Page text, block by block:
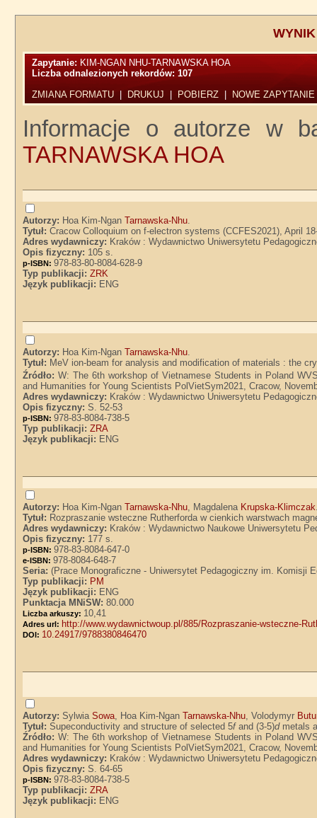
Zapytanie: KIM-NGAN NHU-TARNAWSKA HOA
Liczba odnalezionych rekordów:107
ZMIANA FORMATU
DRUKUJ POBIERZ NOWE ZAPYTANIE
Informacje o autorze w
TARNAWSKA HOA
Autorzy: Hoa Kim-NganTarnawska-Nhu.
Tytuł:Cracow Colloquium on f-electron systems (CCFES2021), April
Adres wydawniczy: Kraków : Wydawnictwo Uniwersytetu
Opis fizyczny: 105 s.
p-ISBN:978-83-80-8084-628-9
Typ publikacji:ZRK
Język publikacji: ENG
Autorzy: Hoa Kim-NganTarnawska-Nhu.
Tytuł: MeV ion-beam for analysis and modification of materials : the
Źródło:W: The 6th workshop of Vietnamese Students in Poland
and Humanities for Young Scientists PolVietSym2021, Cracow,
Adres wydawniczy: Kraków : Wydawnictwo Uniwersytetu
Opis fizyczny:S. 52-53
p-ISBN:978-83-8084-738-5
Typ publikacji:ZRA
Język publikacji: ENG
Autorzy: Hoa Kim-NganTarnawska-Nhu , Magdalena Krupska-Klimczak
Tytuł: Rozpraszanie wsteczne Rutherforda w cienkich warstwach
Adres wydawniczy: Kraków : Wydawnictwo Naukowe Uniwersytetu
Opis fizyczny: 177 s.
p-ISBN:978-83-8084-647-0
e-ISBN:978-8084-648-7
Seria:(Prace Monograficzne - Uniwersytet Pedagogiczny im. Komisji
Typ publikacji: PM
Język publikacji: ENG
Punktacja MNiSW:80.000
Liczba arkuszy: 10,41
Adres url: http://www.wydawnictwoup.pl/885/Rozpraszanie-wsteczne-
DOI: 10.24917/9788380846470
Autorzy:SylwiaSowa , Hoa Kim-NganTarnawska-Nhu , Volodymyr
Tytuł:Supeconductivity and structure of selected 5fand (3-5)dmetals
Źródło:W: The 6th workshop of Vietnamese Students in Poland
and Humanities for Young Scientists PolVietSym2021, Cracow,
Adres wydawniczy: Kraków : Wydawnictwo Uniwersytetu
Opis fizyczny:S. 64-65
p-ISBN:978-83-8084-738-5
Typ publikacji:ZRA
Język publikacji: ENG